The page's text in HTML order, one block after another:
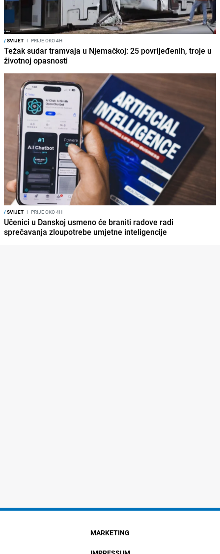
/SVIJET I PRIJE OKO 4H
Težak sudar tramvaja u Njemačkoj: 25 povrijeđenih, troje u
životnoj opasnosti
/SVIJET I PRIJE OKO 4H
Učenici u Danskoj usmeno će braniti radove radi
sprečavanja zloupotrebe umjetne inteligencije
MARKETING